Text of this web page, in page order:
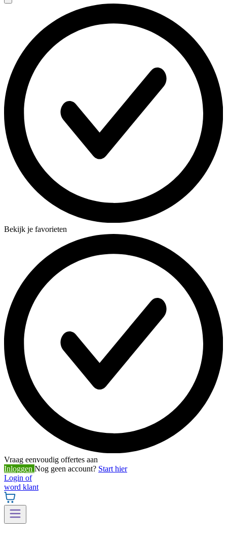
Bekijk je favorieten
Vraag eenvoudig offertes aan
Inloggen Nog geen account? Start hier
Login of
word klant